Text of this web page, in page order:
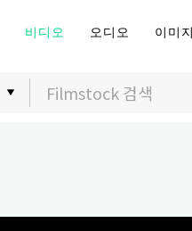
비디오 오디오 이미